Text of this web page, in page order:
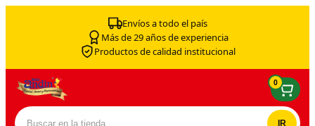
Envíos a todo el país
Más de 29 años de experiencia
Productos de calidad institucional
Buscar por:
0